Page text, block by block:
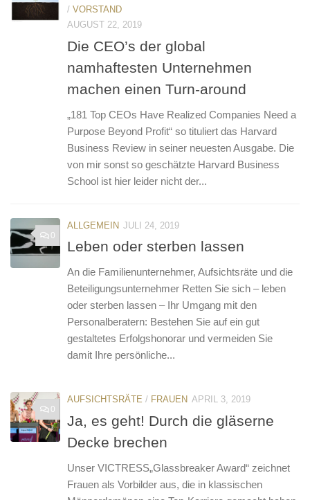
/ VORSTAND
AUGUST 22, 2019
Die CEO’s der global
namhaftesten Unternehmen
machen einen Turn-around
„181 Top CEOs Have Realized Companies Need a
Purpose Beyond Profit“ so tituliert das Harvard
Business Review in seiner neuesten Ausgabe. Die
von mir sonst so geschätzte Harvard Business
School ist hier leider nicht der...
0
ALLGEMEIN JULI 24, 2019
Leben oder sterben lassen
An die Familienunternehmer, Aufsichtsräte und die
Beteiligungsunternehmer Retten Sie sich – leben
oder sterben lassen – Ihr Umgang mit den
Personalberatern: Bestehen Sie auf ein gut
gestaltetes Erfolgshonorar und vermeiden Sie
damit Ihre persönliche...
0
AUFSICHTSRÄTE / FRAUEN APRIL 3, 2019
Ja, es geht! Durch die gläserne
Decke brechen
Unser VICTRESS„Glassbreaker Award“ zeichnet
Frauen als Vorbilder aus, die in klassischen